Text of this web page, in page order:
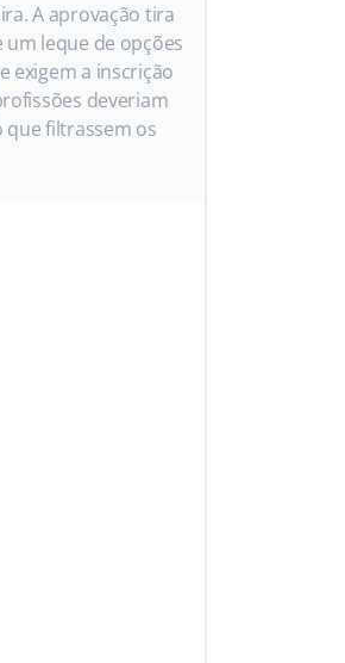
A aprovação tira
um leque de opções
exigem a inscrição
deveriam
filtrassem os